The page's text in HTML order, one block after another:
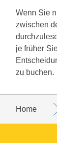
Wenn Sie
zwischen
je früher
zu buchen.
Home